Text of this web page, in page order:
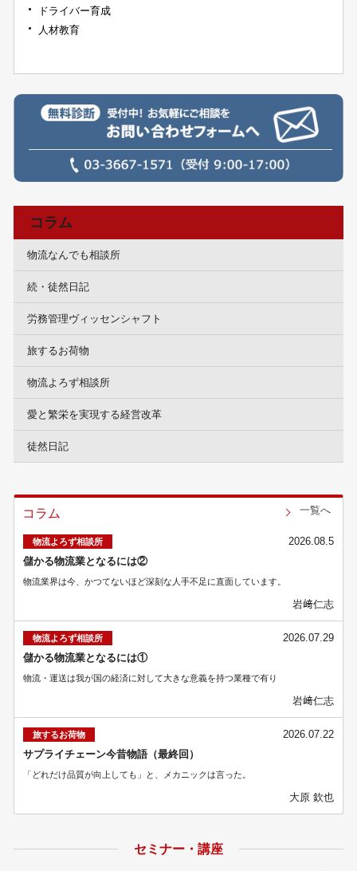
ドライバー育成
人材教育
コラム
物流なんでも相談所
続・徒然日記
労務管理ヴィッセンシャフト
旅するお荷物
物流よろず相談所
愛と繁栄を実現する経営改革
徒然日記
コラム
物流よろず相談所
2026.08.5
儲かる物流業となるには②
物流業界は今、かつてないほど深刻な人手不足に直面しています。
岩﨑仁志
物流よろず相談所
2026.07.29
儲かる物流業となるには①
物流・運送は我が国の経済に対して大きな意義を持つ業種で有り
岩﨑仁志
旅するお荷物
2026.07.22
サプライチェーン今昔物語（最終回）
「どれだけ品質が向上しても」と、メカニックは言った。
大原 欽也
一覧へ
セミナー・講座